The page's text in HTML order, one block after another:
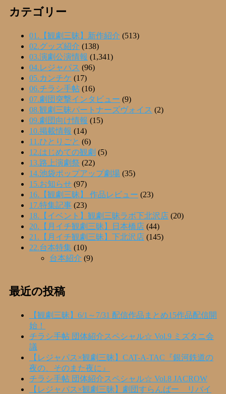
カテゴリー
01.【観劇三昧】新作紹介 (513)
02.グッズ紹介 (138)
03.演劇公演情報 (1,341)
04.レジャパス (96)
05.カンチケ (17)
06.チラシ手帖 (16)
07.劇団突撃インタビュー (9)
08.観劇三昧パートナーズヴォイス (2)
09.劇団向け情報 (15)
10.掲載情報 (14)
11.ひとりごと (6)
12.はじめての観劇 (5)
13.路上演劇祭 (22)
14.池袋ポップアップ劇場 (35)
15.お知らせ (97)
16.【観劇三昧】 作品レビュー (23)
17.特集記事 (23)
18.【イベント】観劇三昧ラボ下北沢店 (20)
20.【月イチ観劇三昧】日本橋店 (44)
21.【月イチ観劇三昧】下北沢店 (145)
22.台本特集 (10)
台本紹介 (9)
最近の投稿
【観劇三昧】6/1～7/31 配信作品まとめ15作品配信開
始！
チラシ手帖 団体紹介スペシャル☆ Vol.9 ミズタニ会
議
【レジャパス×観劇三昧】CAT-A-TAC『銀河鉄道の
夜の、そのまた夜に』
チラシ手帖 団体紹介スペシャル☆ Vol.8 JACROW
【レジャパス×観劇三昧】劇団すらんばー リバイ